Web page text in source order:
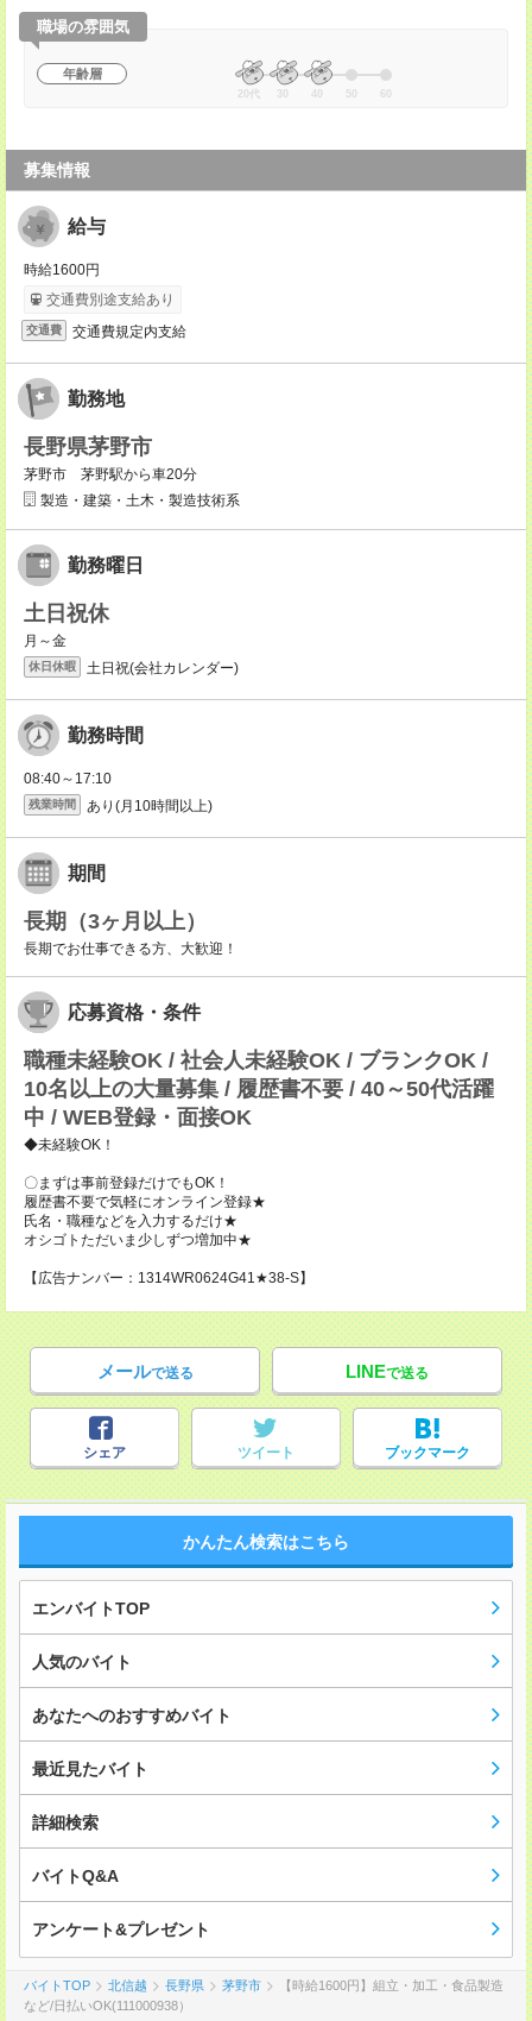
職場の雰囲気
年齢層
20代 30 40 50 60
募集情報
給与
時給1600円
交通費別途支給あり
交通費 交通費規定内支給
勤務地
長野県茅野市
茅野市 茅野駅から車20分
製造・建築・土木・製造技術系
勤務曜日
土日祝休
月～金
休日休暇 土日祝(会社カレンダー)
勤務時間
08:40～17:10
残業時間 あり(月10時間以上)
期間
長期（3ヶ月以上）
長期でお仕事できる方、大歓迎！
応募資格・条件
職種未経験OK / 社会人未経験OK / ブランクOK /
10名以上の大量募集 / 履歴書不要 / 40～50代活躍
中 / WEB登録・面接OK
◆未経験OK！
〇まずは事前登録だけでもOK！
履歴書不要で気軽にオンライン登録★
氏名・職種などを入力するだけ★
オシゴトただいま少しずつ増加中★
【広告ナンバー：1314WR0624G41★38-S】
メールで送る LINEで送る
シェア ツイート ブックマーク
かんたん検索はこちら
エンバイトTOP
人気のバイト
あなたへのおすすめバイト
最近見たバイト
詳細検索
バイトQ&A
アンケート&プレゼント
バイトTOP 北信越 長野県 茅野市
【時給1600円】組立・加工・食品製造
など/日払いOK(111000938）